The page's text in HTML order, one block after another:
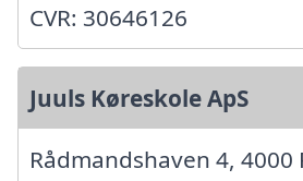
CVR: 30646126
Juuls Køreskole ApS
Rådmandshaven 4, 4000